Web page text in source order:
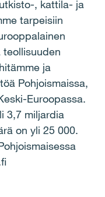
, kattila- ja
tarpeisiin
teollisuuden
ja
Pohjoismaissa,
Euroopassa.
3,7 miljardia
on yli 25 000.